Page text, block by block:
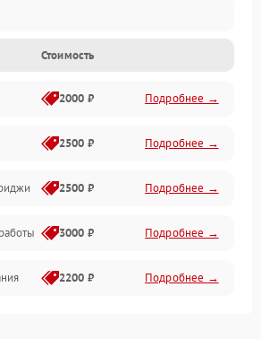
Стоимость
2000 ₽ Подробнее →
2500 ₽ Подробнее →
2500 ₽ Подробнее →
3000 ₽ Подробнее →
2200 ₽ Подробнее →